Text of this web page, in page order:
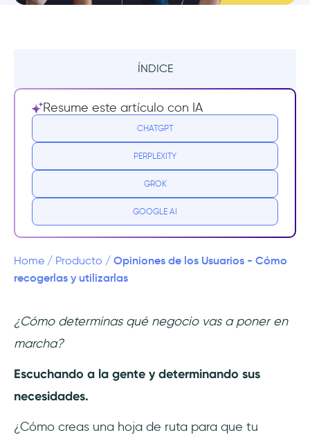
ÍNDICE
¿Qué es la opinión del usuario?
¿Por qué es importante la opinión del
usuario?
2- Importancia del cliente
4- Mejora de los procesos
6- Mejora de la segmentación
7- Fidelidad a la marca
usuarios
Resume este artículo con IA
CHATGPT
PERPLEXITY
GROK
GOOGLE AI
Home / Producto / Opiniones de los Usuarios - Cómo
recogerlas y utilizarlas
¿Cómo determinas qué negocio vas a poner en
marcha?
Escuchando a la gente y determinando sus
necesidades.
¿Cómo creas una hoja de ruta para que tu